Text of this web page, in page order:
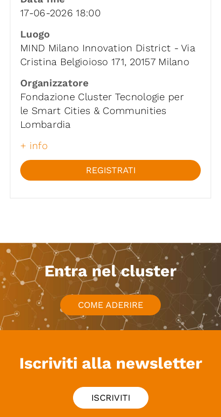
17-06-2026 18:00
Luogo
MIND Milano Innovation District - Via
Cristina Belgioioso 171, 20157 Milano
Organizzatore
Fondazione Cluster Tecnologie per
le Smart Cities & Communities
Lombardia
+ info
REGISTRATI
Entra nel cluster
COME ADERIRE
Iscriviti alla newsletter
ISCRIVITI